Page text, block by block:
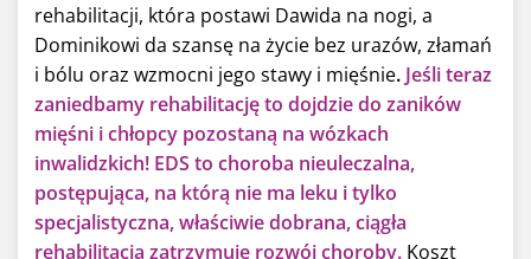
rehabilitacji, która postawi Dawida na nogi, a
Dominikowi da szansę na życie bez urazów, złamań
i bólu oraz wzmocni jego stawy i mięśnie. Jeśli teraz
zaniedbamy rehabilitację to dojdzie do zaników
mięśni i chłopcy pozostaną na wózkach
inwalidzkich! EDS to choroba nieuleczalna,
postępująca, na którą nie ma leku i tylko
specjalistyczna, właściwie dobrana, ciągła
rehabilitacja zatrzymuje rozwój choroby. Koszt